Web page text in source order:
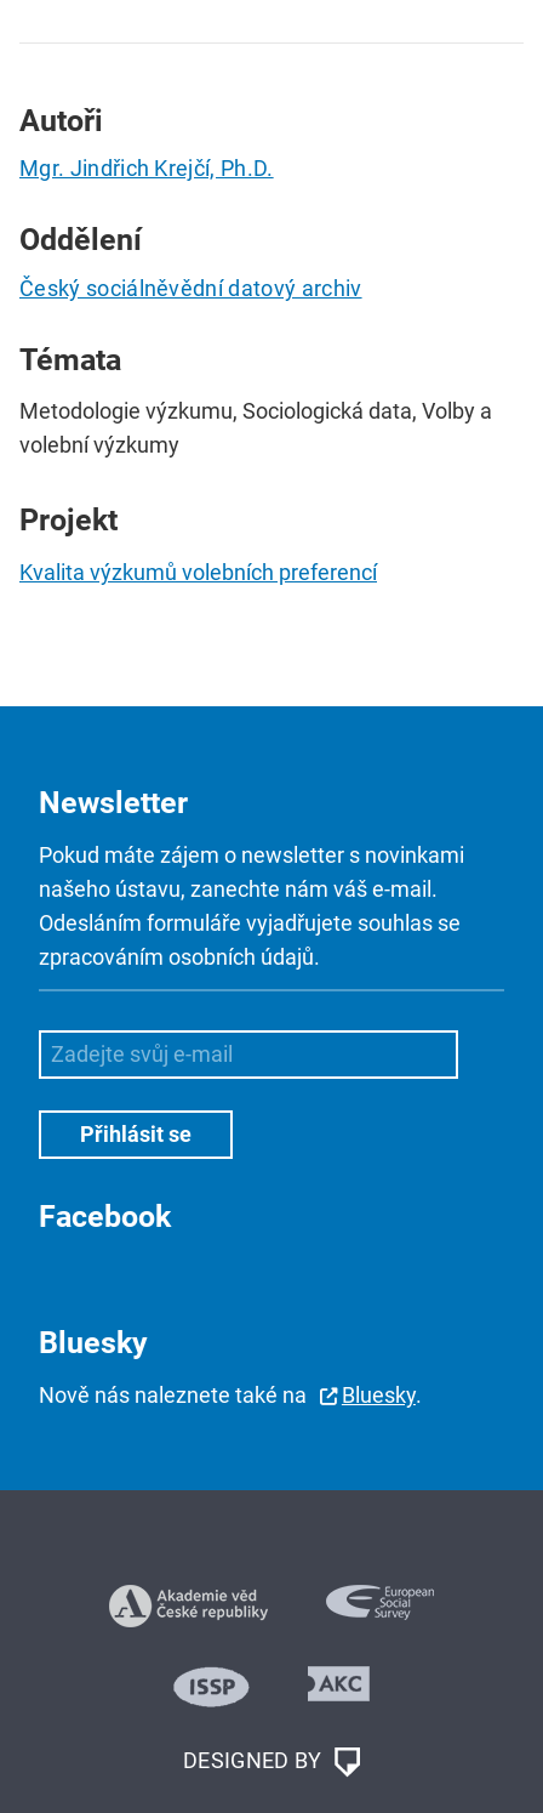
Autoři
Mgr. Jindřich Krejčí, Ph.D.
Oddělení
Český sociálněvědní datový archiv
Témata
Metodologie výzkumu, Sociologická data, Volby a
volební výzkumy
Projekt
Kvalita výzkumů volebních preferencí
Newsletter
Pokud máte zájem o newsletter s novinkami
našeho ústavu, zanechte nám váš e-mail.
Odesláním formuláře vyjadřujete souhlas se
zpracováním osobních údajů.
Facebook
Bluesky
Nově nás naleznete také na Bluesky.
DESIGNED BY